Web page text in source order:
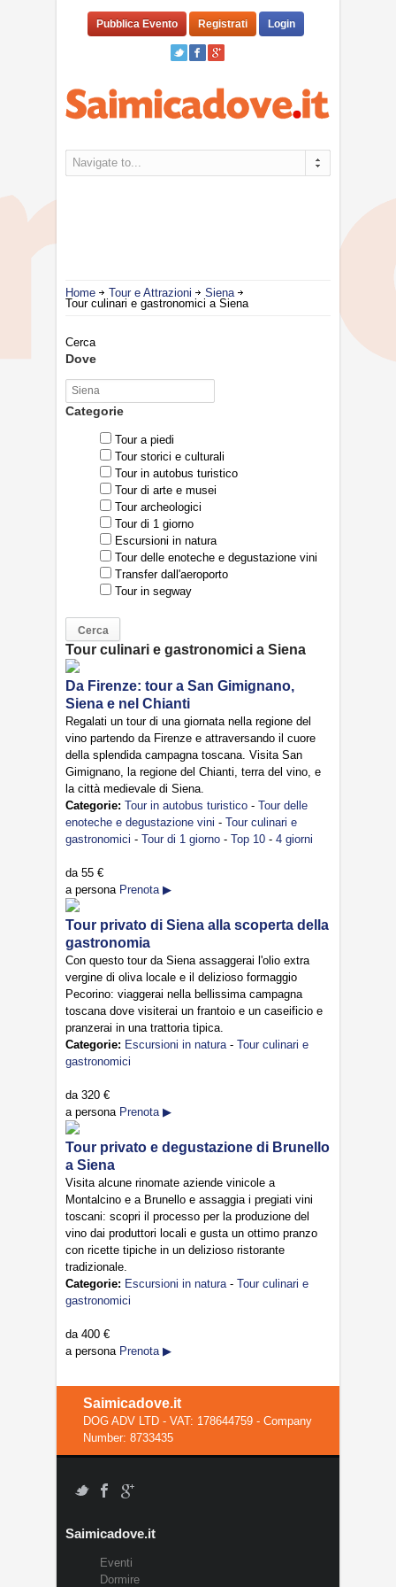
Pubblica Evento Registrati Login
Navigate to...
Home Tour e Attrazioni
Siena
Tour culinari e gastronomici a Siena
Cerca
Dove
Categorie
Tour a piedi
Tour storici e culturali
Tour in autobus turistico
Tour di arte e musei
Tour archeologici
Tour di 1 giorno
Escursioni in natura
Tour delle enoteche e degustazione vini
Transfer dall'aeroporto
Tour in segway
Tour culinari e gastronomici a Siena
Da Firenze: tour a San Gimignano,
Siena e nel Chianti
Regalati un tour di una giornata nella regione del
vino partendo da Firenze e attraversando il cuore
della splendida campagna toscana. Visita San
Gimignano, la regione del Chianti, terra del vino, e
la città medievale di Siena.
Categorie: Tour in autobus turistico - Tour delle
enoteche e degustazione vini - Tour culinari e
gastronomici - Tour di 1 giorno - Top 10 - 4 giorni
da 55 €
a persona Prenota ▶
Tour privato di Siena alla scoperta della
gastronomia
Con questo tour da Siena assaggerai l'olio extra
vergine di oliva locale e il delizioso formaggio
Pecorino: viaggerai nella bellissima campagna
toscana dove visiterai un frantoio e un caseificio e
pranzerai in una trattoria tipica.
Categorie: Escursioni in natura - Tour culinari e
gastronomici
da 320 €
a persona Prenota ▶
Tour privato e degustazione di Brunello
a Siena
Visita alcune rinomate aziende vinicole a
Montalcino e a Brunello e assaggia i pregiati vini
toscani: scopri il processo per la produzione del
vino dai produttori locali e gusta un ottimo pranzo
con ricette tipiche in un delizioso ristorante
tradizionale.
Categorie: Escursioni in natura - Tour culinari e
gastronomici
da 400 €
a persona Prenota ▶
Saimicadove.it
DOG ADV LTD - VAT: 178644759 - Company
Number: 8733435
Saimicadove.it
Eventi
Dormire